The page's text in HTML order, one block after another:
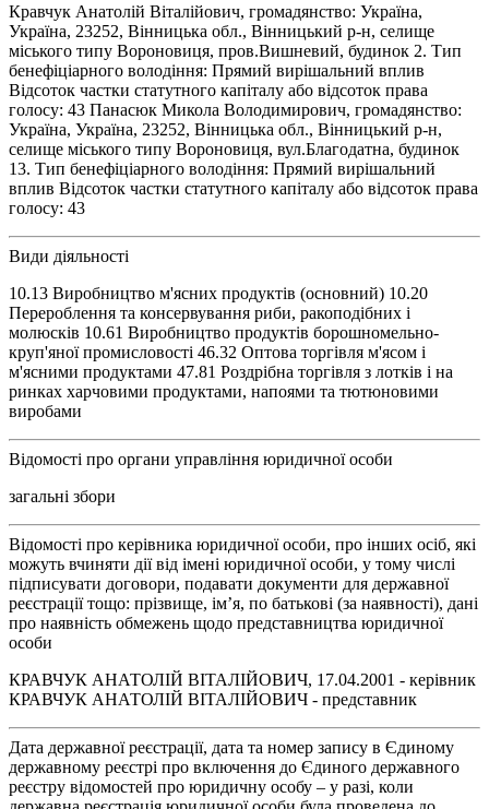
Кравчук Анатолій Віталійович, громадянство: Україна,
Україна, 23252, Вінницька обл., Вінницький р-н, селище
міського типу Вороновиця, пров.Вишневий, будинок 2. Тип
бенефіціарного володіння: Прямий вирішальний вплив
Відсоток частки статутного капіталу або відсоток права
голосу: 43 Панасюк Микола Володимирович, громадянство:
Україна, Україна, 23252, Вінницька обл., Вінницький р-н,
селище міського типу Вороновиця, вул.Благодатна, будинок
13. Тип бенефіціарного володіння: Прямий вирішальний
вплив Відсоток частки статутного капіталу або відсоток права
голосу: 43
Види діяльності
10.13 Виробництво м'ясних продуктів (основний) 10.20
Перероблення та консервування риби, ракоподібних і
молюсків 10.61 Виробництво продуктів борошномельно-
круп'яної промисловості 46.32 Оптова торгівля м'ясом і
м'ясними продуктами 47.81 Роздрібна торгівля з лотків і на
ринках харчовими продуктами, напоями та тютюновими
виробами
Відомості про органи управління юридичної особи
загальні збори
Відомості про керівника юридичної особи, про інших осіб, які
можуть вчиняти дії від імені юридичної особи, у тому числі
підписувати договори, подавати документи для державної
реєстрації тощо: прізвище, ім’я, по батькові (за наявності), дані
про наявність обмежень щодо представництва юридичної
особи
КРАВЧУК АНАТОЛІЙ ВІТАЛІЙОВИЧ, 17.04.2001 - керівник
КРАВЧУК АНАТОЛІЙ ВІТАЛІЙОВИЧ - представник
Дата державної реєстрації, дата та номер запису в Єдиному
державному реєстрі про включення до Єдиного державного
реєстру відомостей про юридичну особу – у разі, коли